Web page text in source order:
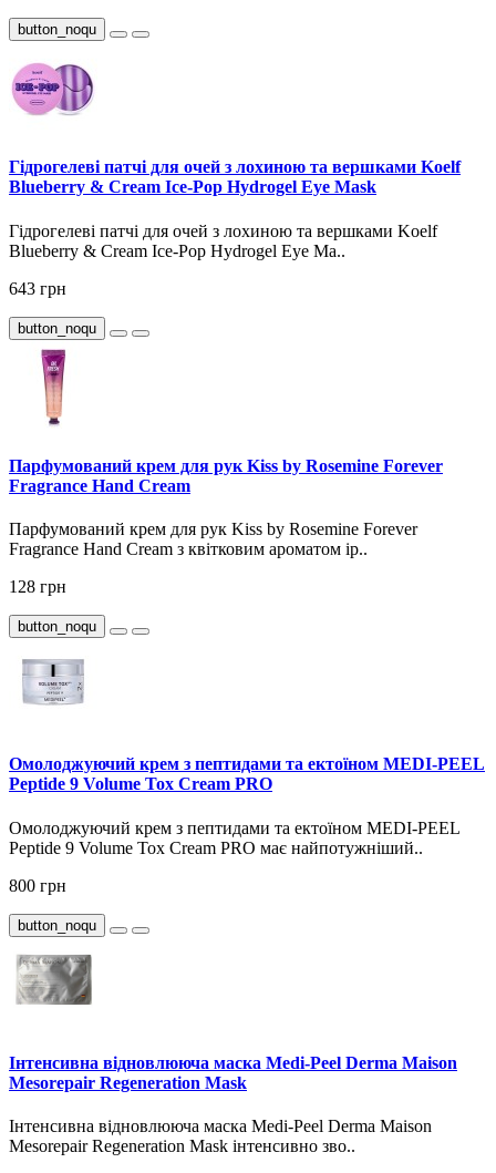
button_noqu
Гідрогелеві патчі для очей з лохиною та вершками Koelf
Blueberry & Cream Ice-Pop Hydrogel Eye Mask
Гідрогелеві патчі для очей з лохиною та вершками Koelf
Blueberry & Cream Ice-Pop Hydrogel Eye Ma..
643 грн
button_noqu
Парфумований крем для рук Kiss by Rosemine Forever
Fragrance Hand Cream
Парфумований крем для рук Kiss by Rosemine Forever
Fragrance Hand Cream з квітковим ароматом ір..
128 грн
button_noqu
Омолоджуючий крем з пептидами та ектоїном MEDI-PEEL
Peptide 9 Volume Tox Cream PRO
Омолоджуючий крем з пептидами та ектоїном MEDI-PEEL
Peptide 9 Volume Tox Cream PRO має найпотужніший..
800 грн
button_noqu
Інтенсивна відновлююча маска Medi-Peel Derma Maison
Mesorepair Regeneration Mask
Інтенсивна відновлююча маска Medi-Peel Derma Maison
Mesorepair Regeneration Mask інтенсивно зво..